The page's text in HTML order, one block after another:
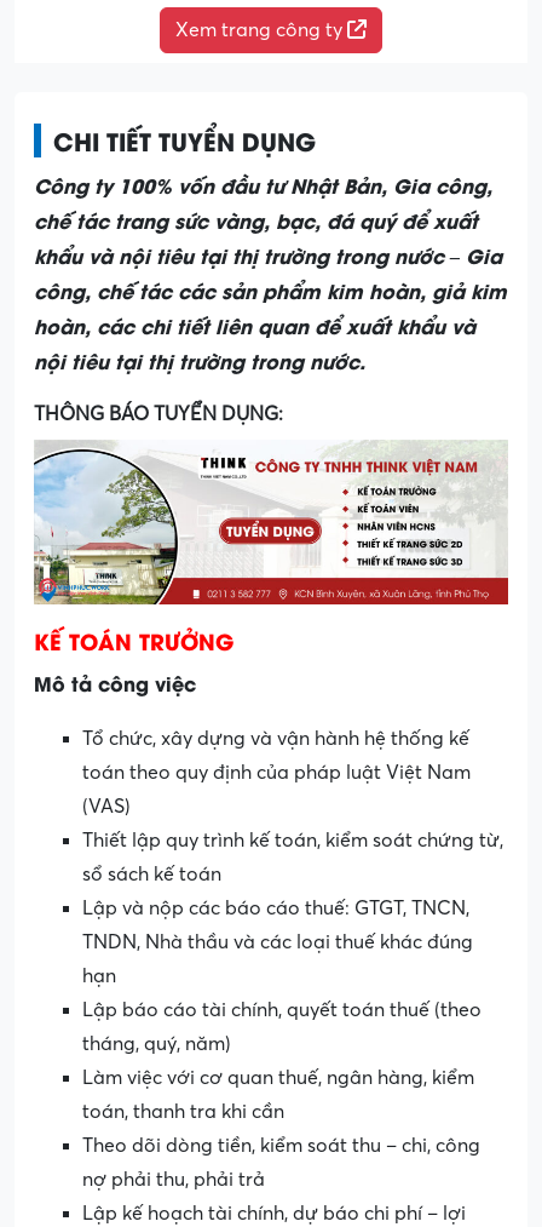
Xem trang công ty
CHI TIẾT TUYỂN DỤNG
Công ty 100% vốn đầu tư Nhật Bản, Gia công,
chế tác trang sức vàng, bạc, đá quý để xuất
khẩu và nội tiêu tại thị trường trong nước – Gia
công, chế tác các sản phẩm kim hoàn, giả kim
hoàn, các chi tiết liên quan để xuất khẩu và
nội tiêu tại thị trường trong nước.
THÔNG BÁO TUYỂN DỤNG:
KẾ TOÁN TRƯỞNG
Mô tả công việc
Tổ chức, xây dựng và vận hành hệ thống kế
toán theo quy định của pháp luật Việt Nam
(VAS)
Thiết lập quy trình kế toán, kiểm soát chứng từ,
sổ sách kế toán
Lập và nộp các báo cáo thuế: GTGT, TNCN,
TNDN, Nhà thầu và các loại thuế khác đúng
hạn
Lập báo cáo tài chính, quyết toán thuế (theo
tháng, quý, năm)
Làm việc với cơ quan thuế, ngân hàng, kiểm
toán, thanh tra khi cần
Theo dõi dòng tiền, kiểm soát thu – chi, công
nợ phải thu, phải trả
Lập kế hoạch tài chính, dự báo chi phí – lợi